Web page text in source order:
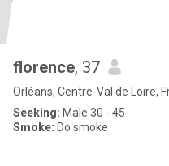
florence, 37
Orléans, Centre-Val de Loire,
Seeking: Male 30 - 45
Smoke: Do smoke